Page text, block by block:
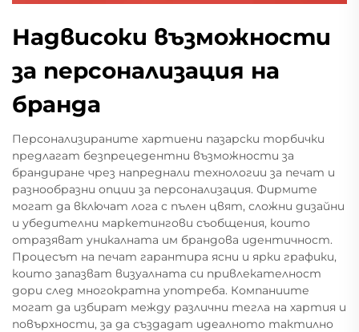
Надвисоки възможности
за персонализация на
бранда
Персонализираните хартиени пазарски торбички
предлагат безпрецедентни възможности за
брандиране чрез напреднали технологии за печат и
разнообразни опции за персонализация. Фирмите
могат да включат лога с пълен цвят, сложни дизайни
и убедителни маркетингови съобщения, които
отразяват уникалната им брандова идентичност.
Процесът на печат гарантира ясни и ярки графики,
които запазват визуалната си привлекателност
дори след многократна употреба. Компаниите
могат да избират между различни тегла на хартия и
повърхности, за да създадат идеалното тактилно